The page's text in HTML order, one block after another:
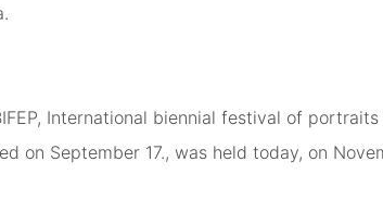
International biennial festival of
on September 17., was held today, on